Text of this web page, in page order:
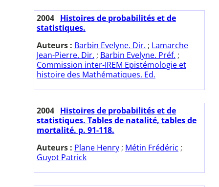
2004 Histoires de probabilités et de
statistiques.
Auteurs : Barbin Evelyne. Dir. ; Lamarche
Jean-Pierre. Dir. ; Barbin Evelyne. Préf. ;
Commission inter-IREM Epistémologie et
histoire des Mathématiques. Ed.
2004 Histoires de probabilités et de
statistiques. Tables de natalité, tables de
mortalité. p. 91-118.
Auteurs : Plane Henry ; Métin Frédéric ;
Guyot Patrick